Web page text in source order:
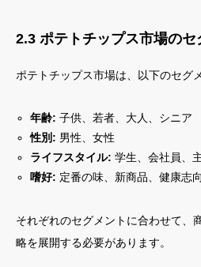
2.3 ポテトチップス市場のセ
ポテトチップス市場は、以下のセグ
年齢: 子供、若者、大人、シニア
性別: 男性、女性
ライフスタイル: 学生、会社員、
嗜好: 定番の味、新商品、健康志
それぞれのセグメントに合わせて、
略を展開する必要があります。